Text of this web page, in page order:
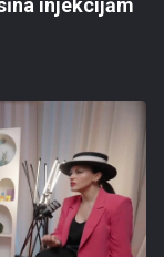
injekcijām